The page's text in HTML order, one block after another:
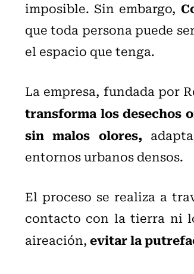
imposible. Sin embargo,
que toda persona puede
el espacio que tenga.
La empresa, fundada por
transforma los desechos
sin malos olores,
entornos urbanos densos.
El proceso se realiza a
contacto con la tierra ni
aireación,evitar la